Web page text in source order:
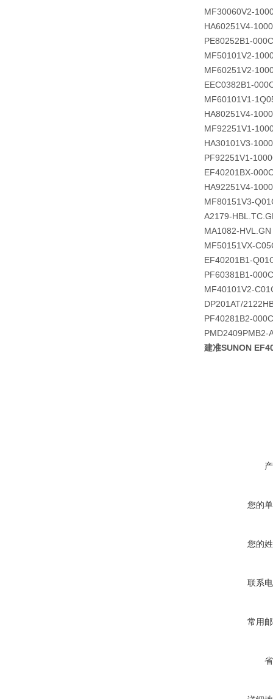
MF30060V2-
HA60251V4-
PE80252B1-
MF50101V2-
MF60251V2-
EEC0382B1-
MF60101V1-
HA80251V4-
MF92251V1-
HA30101V3-
PF92251V1-
EF40201BX-
HA92251V4-
MF80151V3-
A2179-
MA1082-HVL.GN
MF50151VX-
EF40201B1-
PF60381B1-
MF40101V2-
DP201AT/
PF40281B2-
PMD2409PMB2-
建准SUNON
您的
您的
联系
常用